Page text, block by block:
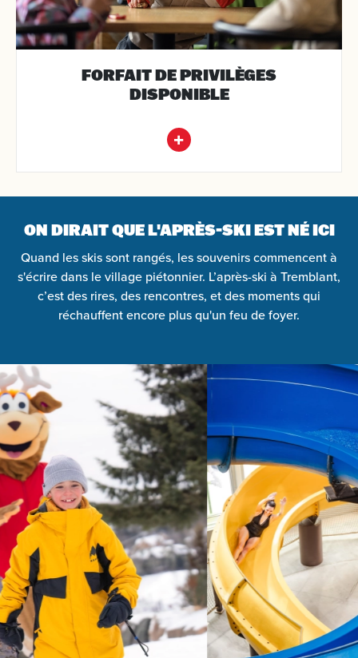
FORFAIT DE PRIVILÈGES
DISPONIBLE
ON DIRAIT QUE L'APRÈS-SKI EST NÉ ICI
Quand les skis sont rangés, les souvenirs commencent à
s'écrire dans le village piétonnier. L’après-ski à Tremblant,
c’est des rires, des rencontres, et des moments qui
réchauffent encore plus qu'un feu de foyer.